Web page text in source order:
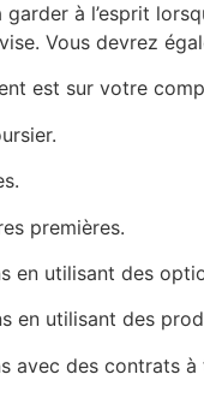
à l’esprit
Vous devrez
est sur votre
premières.
en utilisant des
en utilisant des
avec des contrats à